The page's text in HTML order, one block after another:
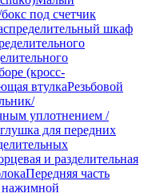
под счетчик
шкаф
(кросс-
втулкаРезьбовой
уплотнением /
для передних
и разделительная
Передняя часть
нажимной